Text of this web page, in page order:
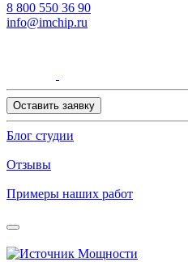
8 800 550 36 90
info@imchip.ru
Оставить заявку
Блог студии
Отзывы
Примеры наших работ